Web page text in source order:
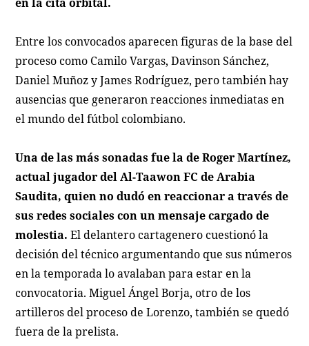
Entre los convocados aparecen figuras de la base del
proceso como Camilo Vargas, Davinson Sánchez,
Daniel Muñoz y James Rodríguez, pero también hay
ausencias que generaron reacciones inmediatas en
el mundo del fútbol colombiano.
Una de las más sonadas fue la de Roger Martínez,
actual jugador del Al-Taawon FC de Arabia
Saudita, quien no dudó en reaccionar a través de
sus redes sociales con un mensaje cargado de
molestia. El delantero cartagenero cuestionó la
decisión del técnico argumentando que sus números
en la temporada lo avalaban para estar en la
convocatoria. Miguel Ángel Borja, otro de los
artilleros del proceso de Lorenzo, también se quedó
fuera de la prelista.